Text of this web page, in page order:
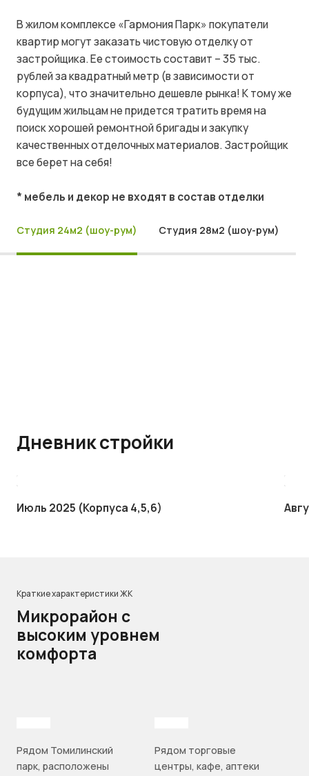
В жилом комплексе «Гармония Парк» покупатели
квартир могут заказать чистовую отделку от
застройщика. Ее стоимость составит – 35 тыс.
рублей за квадратный метр (в зависимости от
корпуса), что значительно дешевле рынка! К тому же
будущим жильцам не придется тратить время на
поиск хорошей ремонтной бригады и закупку
качественных отделочных материалов. Застройщик
все берет на себя!
* мебель и декор не входят в состав отделки
Студия 24м2 (шоу-рум) Студия 28м2 (шоу-рум)
Дневник стройки
Июль 2025 (Корпуса 4,5,6)
Краткие характеристики ЖК
Микрорайон с
высоким уровнем
комфорта
Рядом Томилинский
парк, расположены
Рядом торговые
центры, кафе, аптеки